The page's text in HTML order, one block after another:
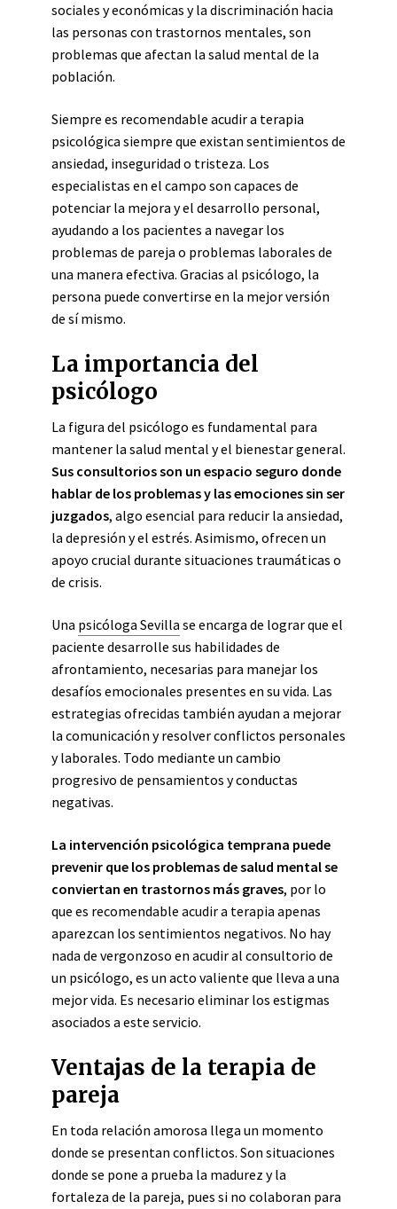
sociales y económicas y la discriminación hacia
las personas con trastornos mentales, son
problemas que afectan la salud mental de la
población.
Siempre es recomendable acudir a terapia
psicológica siempre que existan sentimientos de
ansiedad, inseguridad o tristeza. Los
especialistas en el campo son capaces de
potenciar la mejora y el desarrollo personal,
ayudando a los pacientes a navegar los
problemas de pareja o problemas laborales de
una manera efectiva. Gracias al psicólogo, la
persona puede convertirse en la mejor versión
de sí mismo.
La importancia del
psicólogo
La figura del psicólogo es fundamental para
mantener la salud mental y el bienestar general.
Sus consultorios son un espacio seguro donde
hablar de los problemas y las emociones sin ser
juzgados, algo esencial para reducir la ansiedad,
la depresión y el estrés. Asimismo, ofrecen un
apoyo crucial durante situaciones traumáticas o
de crisis.
Una psicóloga Sevilla se encarga de lograr que el
paciente desarrolle sus habilidades de
afrontamiento, necesarias para manejar los
desafíos emocionales presentes en su vida. Las
estrategias ofrecidas también ayudan a mejorar
la comunicación y resolver conflictos personales
y laborales. Todo mediante un cambio
progresivo de pensamientos y conductas
negativas.
La intervención psicológica temprana puede
prevenir que los problemas de salud mental se
conviertan en trastornos más graves, por lo
que es recomendable acudir a terapia apenas
aparezcan los sentimientos negativos. No hay
nada de vergonzoso en acudir al consultorio de
un psicólogo, es un acto valiente que lleva a una
mejor vida. Es necesario eliminar los estigmas
asociados a este servicio.
Ventajas de la terapia de
pareja
En toda relación amorosa llega un momento
donde se presentan conflictos. Son situaciones
donde se pone a prueba la madurez y la
fortaleza de la pareja, pues si no colaboran para